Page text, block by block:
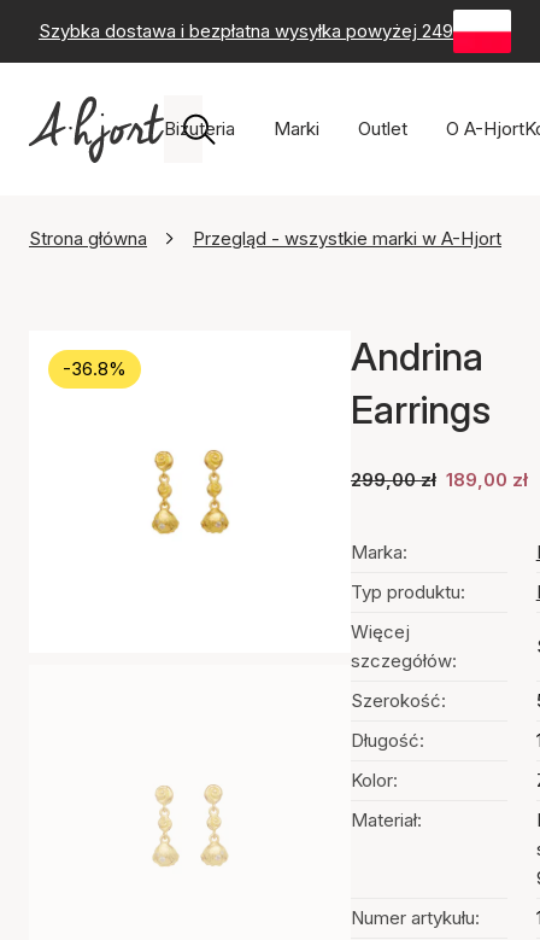
Szybka dostawa i bezpłatna wysyłka powyżej 249 zł -
Biżuteria Marki Outlet O A-Hjort
Strona główna Przegląd - wszystkie marki w A-Hjort
-36.8%
Andrina
Earrings
299,00 zł 189,00 zł
Marka:
Typ produktu:
Więcej
szczegółów:
Szerokość:
Długość:
Kolor:
Materiał:
Numer artykułu: